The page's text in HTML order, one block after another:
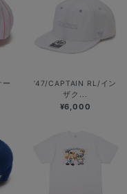
ー
’47/CAPTAIN RL/イン
ザク...
¥6,000